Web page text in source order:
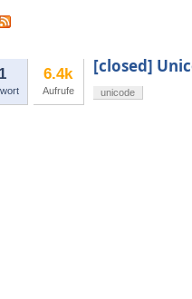
1 6.4k
Aufrufe
[closed]
unicode